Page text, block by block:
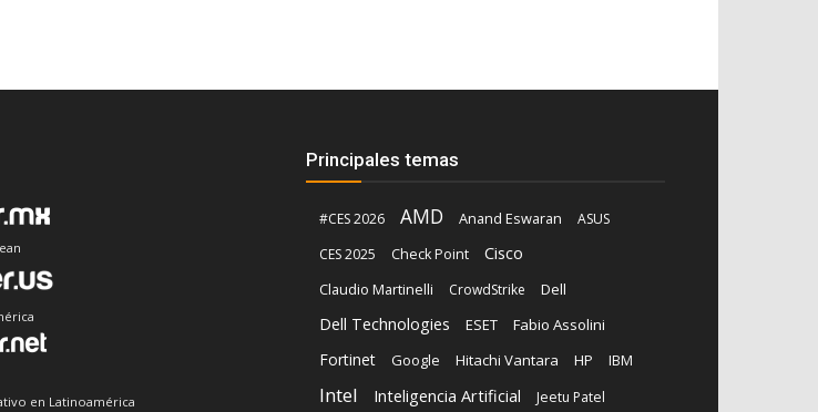
en Latinoamérica
Principales temas
#CES 2026 AMD Anand Eswaran
ASUS
CES 2025
Check Point Cisco
Claudio Martinelli CrowdStrike Dell
Dell Technologies ESET Fabio Assolini
Fortinet Google Hitachi Vantara HP IBM
Intel Inteligencia Artificial Jeetu Patel